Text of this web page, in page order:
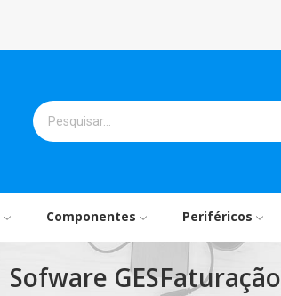
Componentes Periféricos
Sofware GESFaturação